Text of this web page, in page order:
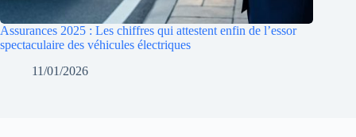
Assurances 2025 : Les chiffres qui attestent enfin de l’essor
spectaculaire des véhicules électriques
11/01/2026